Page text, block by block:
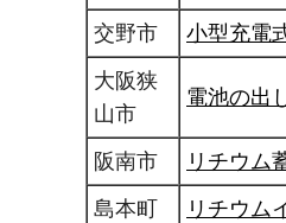
交野市
小型充電
大阪狭
山市
電池の出
阪南市
リチウム
島本町
リチウム